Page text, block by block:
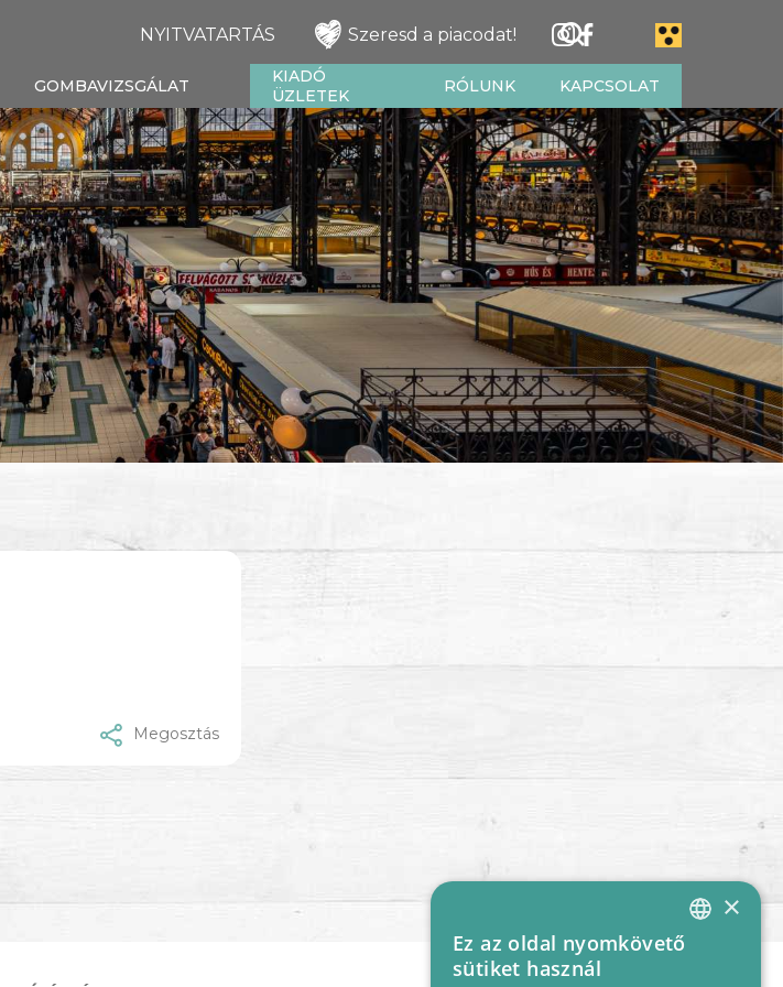
NYITVATARTÁS Szeresd a piacodat!
GOMBAVIZSGÁLAT
KIADÓ
ÜZLETEK
RÓLUNK KAPCSOLAT
Megosztás
HUNGARIAN
×
Ez az oldal nyomkövető
sütiket használ